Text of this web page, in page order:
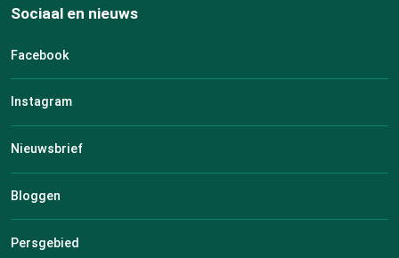
Sociaal en nieuws
Facebook
Instagram
Nieuwsbrief
Bloggen
Persgebied